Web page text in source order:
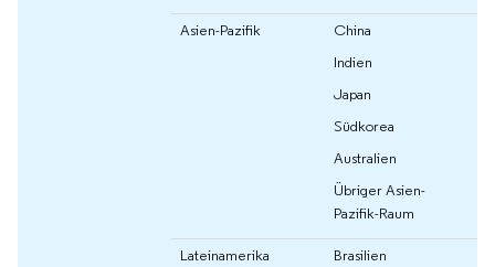
Asien-Pazifik
China
Indien
Japan
Südkorea
Australien
Übriger Asien-
Pazifik-Raum
Lateinamerika
Brasilien